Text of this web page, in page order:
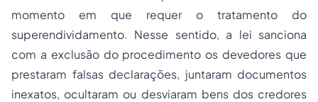
momento em que requer o tratamento do
superendividamento. Nesse sentido, a lei sanciona
com a exclusão do procedimento os devedores que
prestaram falsas declarações, juntaram documentos
inexatos, ocultaram ou desviaram bens dos credores